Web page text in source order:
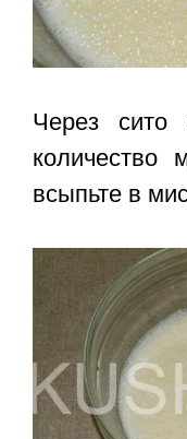
Через сито
количество
всыпьте в